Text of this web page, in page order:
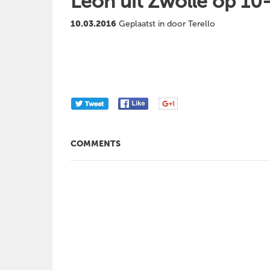
10.03.2016 Geplaatst in door Terello
COMMENTS